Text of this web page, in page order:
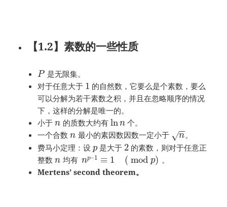
【1.2】素数的一些性质
P 是无限集。
对于任意大于 1 的自然数，它要么是个素数，要么
可以分解为若干素数之积，并且在忽略顺序的情况
下，这样的分解是唯一的。
小于n 的质数大约有 lnn个。
一个合数n 最小的素因数因数一定小于 n
−
−
√
。
费马小定理：设p是大于 2 的素数，则对于任意正
整数n 均有 np–1 ≡ 1 ( mod p) 。
Mertens’ second theorem。